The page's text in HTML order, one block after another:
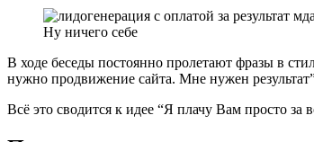
Ну ничего себе
В ходе беседы постоянно пролетают фразы в
нужно продвижение сайта. Мне нужен
Всё это сводится к идее “Я плачу Вам просто